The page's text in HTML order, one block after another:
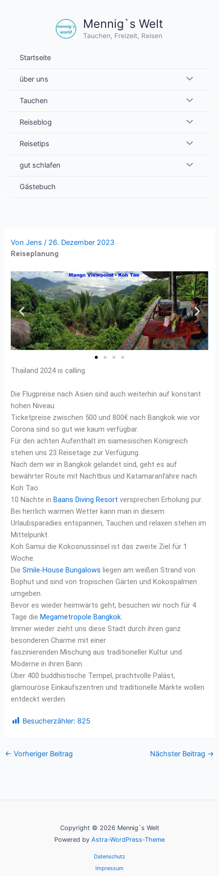
Mennig`s Welt
Tauchen, Freizeit, Reisen
Startseite
über uns
Tauchen
Reiseblog
Reisetips
gut schlafen
Gästebuch
VonJens/ 26. Dezember 2023
Reiseplanung
Thailand 2024 is calling
Die Flugpreise nach Asien sind auch weiterhin auf konstant
hohen Niveau.
Ticketpreise zwischen 500 und 800€ nach Bangkok wie vor
Corona sind so gut wie kaum verfügbar.
Für den achten Aufenthalt im siamesischen Königreich
stehen uns 23 Reisetage zur Verfügung.
Nach dem wir in Bangkok gelandet sind, geht es auf
bewährter Route mit Nachtbus und Katamaranfähre nach
Koh Tao.
10 Nächte inBaans Diving Resort versprechen Erholung pur.
Bei herrlich warmen Wetter kann man in diesem
Urlaubsparadies entspannen, Tauchen und relaxen stehen im
Mittelpunkt.
Koh Samui die Kokosnussinsel ist das zweite Ziel für 1
Woche.
DieSmile-House Bungalows liegen am weißen Strand von
Bophut und sind von tropischen Gärten und Kokospalmen
umgeben.
Bevor es wieder heimwärts geht, besuchen wir noch für 4
Tage dieMegametropole Bangkok.
Immer wieder zieht uns diese Stadt durch ihren ganz
besonderen Charme mit einer
faszinierenden Mischung aus traditioneller Kultur und
Moderne in ihren Bann.
Über 400 buddhistische Tempel, prachtvolle Paläst,
glamouröse Einkaufszentren und traditionelle Märkte wollen
entdeckt werden.
Besucherzähler: 825
← Vorheriger Beitrag Nächster Beitrag →
Copyright © 2026 Mennig`s Welt
Powered by Astra-WordPress-Theme
Datenschutz
Impressum